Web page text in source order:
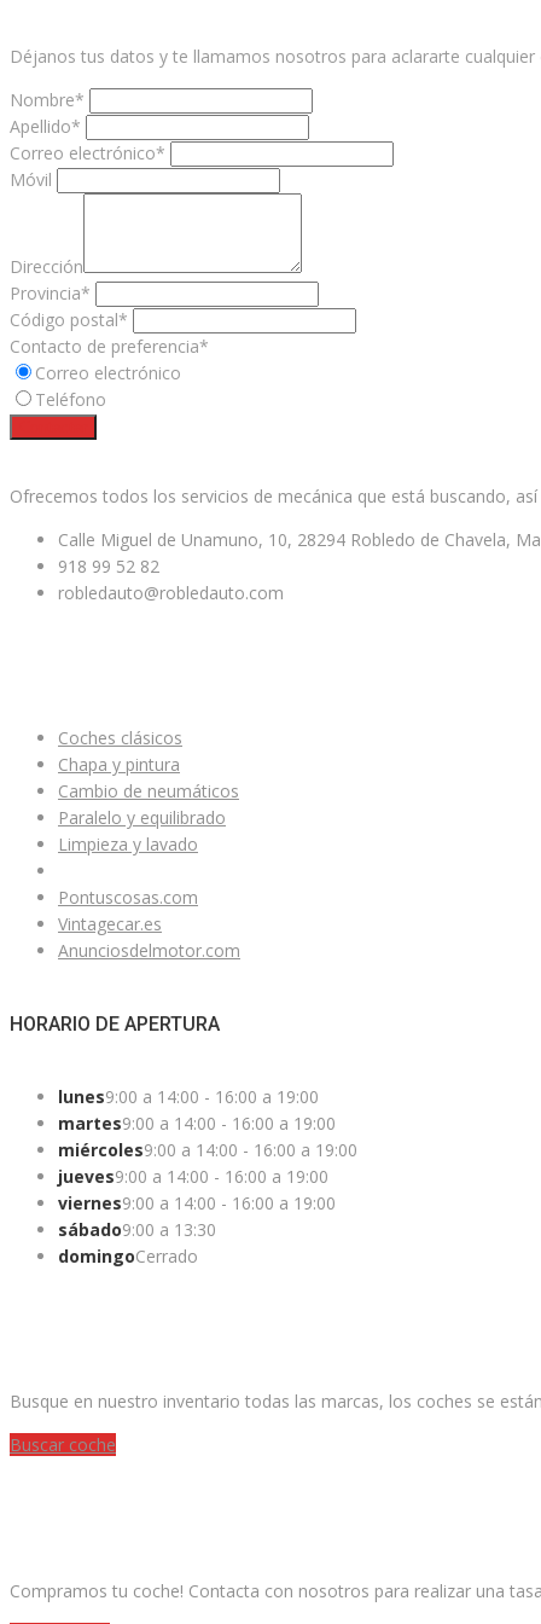
Déjanos tus datos y te llamamos nosotros para aclararte
Nombre*
Apellido*
Correo electrónico*
Móvil
Dirección
Provincia*
Código postal*
Contacto de preferencia*
Correo electrónico
Teléfono
Ofrecemos todos los servicios de mecánica que está buscando,
Calle Miguel de Unamuno, 10, 28294 Robledo de Chavela,
918 99 52 82
robledauto@robledauto.com
Coches clásicos
Chapa y pintura
Cambio de neumáticos
Paralelo y equilibrado
Limpieza y lavado
Pontuscosas.com
Vintagecar.es
Anunciosdelmotor.com
HORARIO DE APERTURA
lunes9:00 a 14:00 - 16:00 a 19:00
martes9:00 a 14:00 - 16:00 a 19:00
miércoles9:00 a 14:00 - 16:00 a 19:00
jueves9:00 a 14:00 - 16:00 a 19:00
viernes9:00 a 14:00 - 16:00 a 19:00
sábado9:00 a 13:30
domingoCerrado
Busque en nuestro inventario todas las marcas, los coches se
Buscar coche
Compramos tu coche! Contacta con nosotros para realizar una